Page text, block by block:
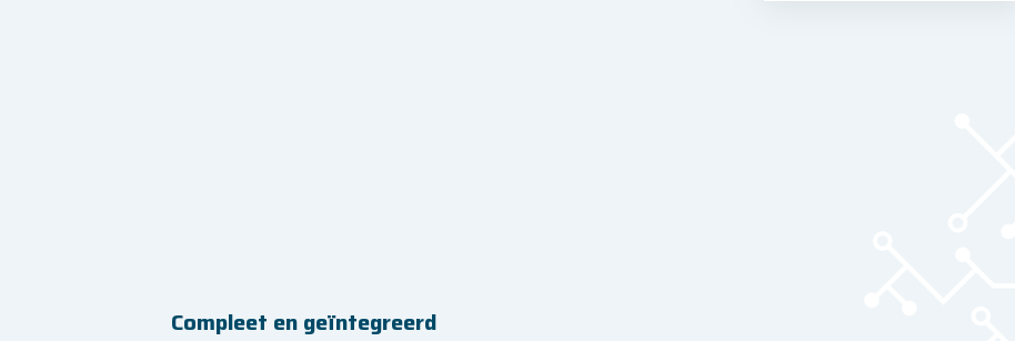
Compleet en geïntegreerd